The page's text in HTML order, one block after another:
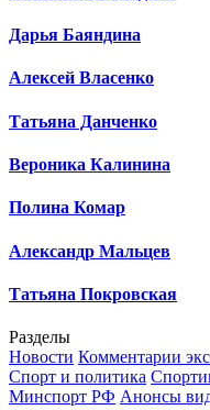
Дарья Баяндина
Алексей Власенко
Татьяна Данченко
Вероника Калинина
Полина Комар
Александр Мальцев
Татьяна Покровская
Разделы
Новости Комментарии
Спорт и политика
Минспорт РФ Анонсы